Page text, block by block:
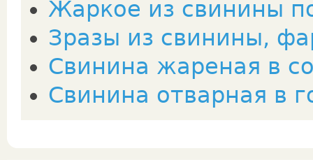
Жаркое из свинины
Зразы из свинины,
Свинина жареная в
Свинина отварная в